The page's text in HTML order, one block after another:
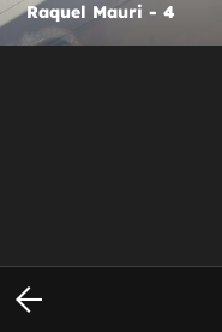
Raquel Mauri - 4